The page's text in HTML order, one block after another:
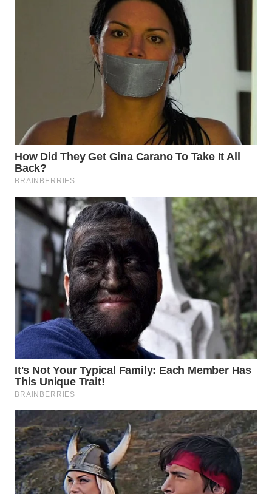
WN DELI
SERDANG
TEBING
TINGGI
PAKPAK
WN
KARAWANG
WN
BEKASI
WN
BOGOR
WN
DEPOK
WN
TAPANULI